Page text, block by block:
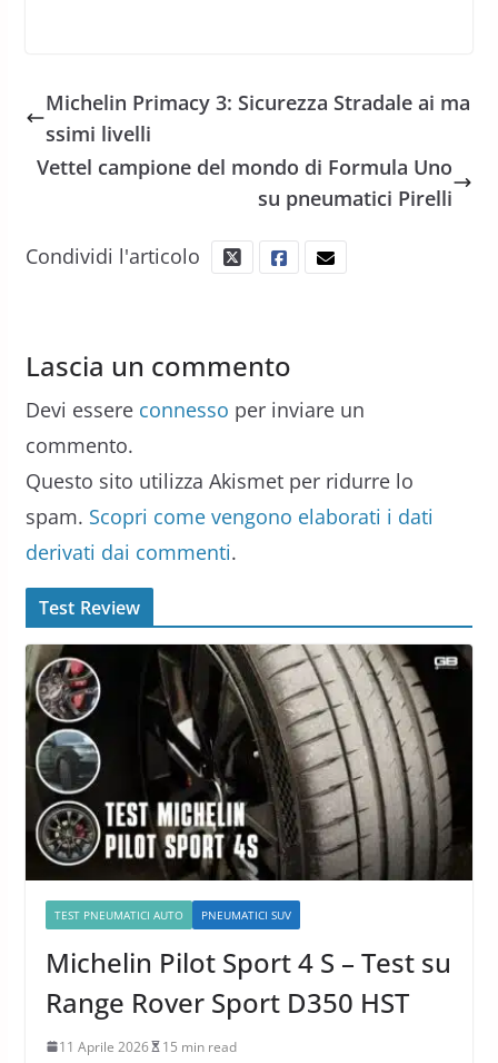
Michelin Primacy 3: Sicurezza Stradale ai ma
ssimi livelli
Vettel campione del mondo di Formula Uno
su pneumatici Pirelli
Condividi l'articolo
Lascia un commento
Devi essere connesso per inviare un
commento.
Questo sito utilizza Akismet per ridurre lo
spam. Scopri come vengono elaborati i dati
derivati dai commenti.
Test Review
TEST PNEUMATICI AUTO PNEUMATICI SUV
Michelin Pilot Sport 4 S – Test su
Range Rover Sport D350 HST
11 Aprile 2026 15 min read